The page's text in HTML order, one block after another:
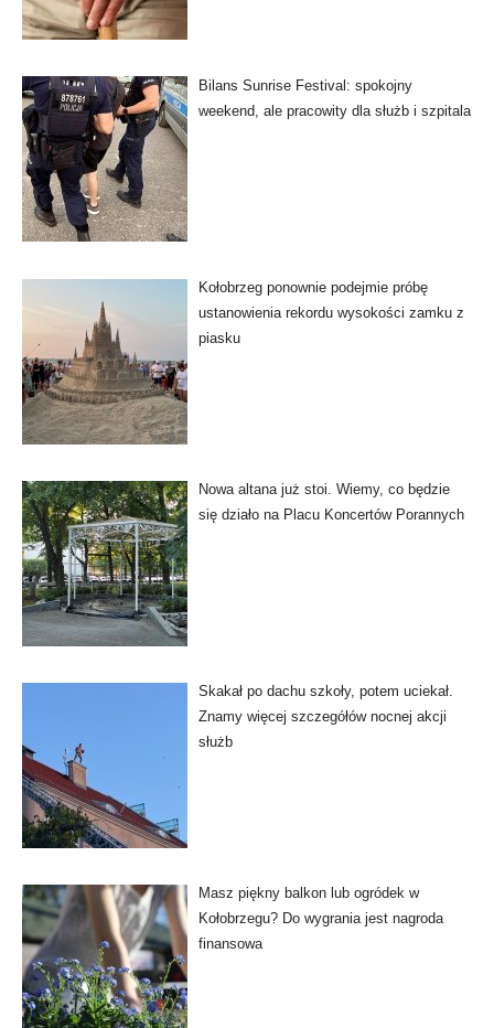
Bilans Sunrise Festival: spokojny
weekend, ale pracowity dla służb i szpitala
Kołobrzeg ponownie podejmie próbę
ustanowienia rekordu wysokości zamku z
piasku
Nowa altana już stoi. Wiemy, co będzie
się działo na Placu Koncertów Porannych
Skakał po dachu szkoły, potem uciekał.
Znamy więcej szczegółów nocnej akcji
służb
Masz piękny balkon lub ogródek w
Kołobrzegu? Do wygrania jest nagroda
finansowa